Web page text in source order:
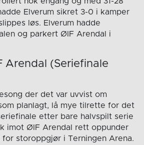
Elverum sikret 3-0 i kamper
løs. Elverum hadde
og parkert ØIF Arendal i
Arendal (Seriefinale
der det var uvvist om
planlagt, lå mye tilrette for det
etter bare halvspilt serie
imot ØIF Arendal rett oppunder
storoppgjør i Terningen Arena.